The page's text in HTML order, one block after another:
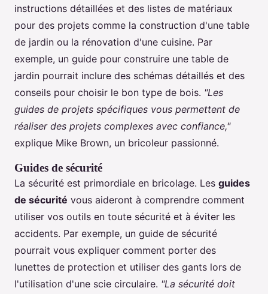
instructions détaillées et des listes de matériaux
pour des projets comme la construction d'une table
de jardin ou la rénovation d'une cuisine. Par
exemple, un guide pour construire une table de
jardin pourrait inclure des schémas détaillés et des
conseils pour choisir le bon type de bois. "Les
guides de projets spécifiques vous permettent de
réaliser des projets complexes avec confiance,"
explique Mike Brown, un bricoleur passionné.
Guides de sécurité
La sécurité est primordiale en bricolage. Les guides
de sécurité vous aideront à comprendre comment
utiliser vos outils en toute sécurité et à éviter les
accidents. Par exemple, un guide de sécurité
pourrait vous expliquer comment porter des
lunettes de protection et utiliser des gants lors de
l'utilisation d'une scie circulaire. "La sécurité doit